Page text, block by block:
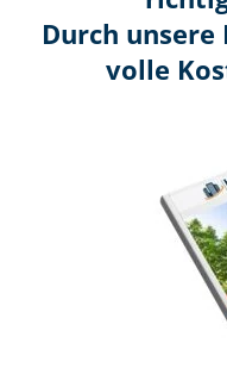
Durch unsere
volle